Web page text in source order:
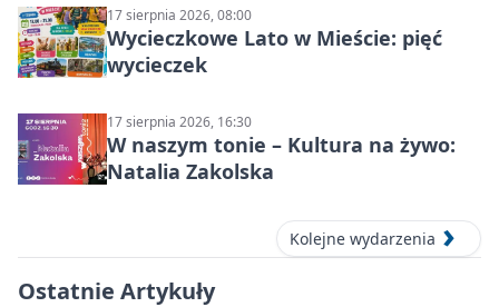
17 sierpnia 2026, 08:00
Wycieczkowe Lato w Mieście: pięć
wycieczek
17 sierpnia 2026, 16:30
W naszym tonie – Kultura na żywo:
Natalia Zakolska
Kolejne wydarzenia
Ostatnie Artykuły